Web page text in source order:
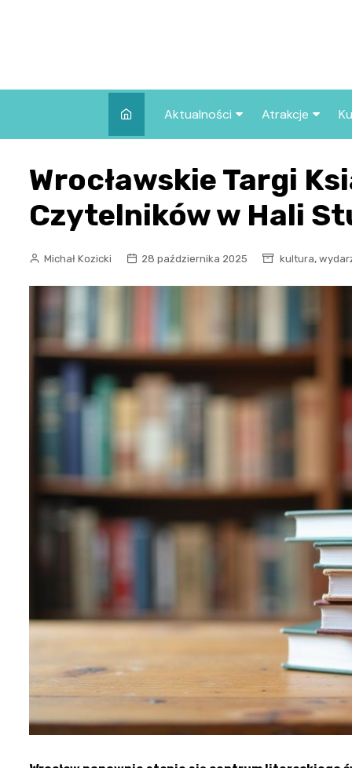
Aktualności
Wszystkie wpisy
Atrakcje
we Wrocławiu
Co warto
Wrocławiu?
Wrocławskie Targi
Czytelników w Hali
Michał Kozicki 28 października 2025 kultura,